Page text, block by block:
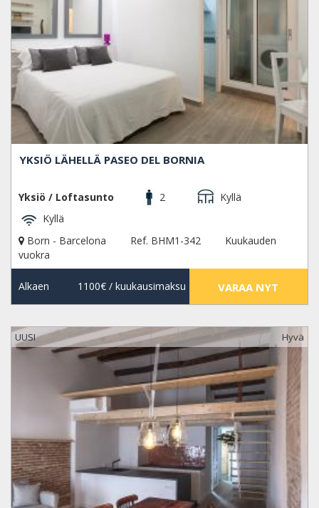
YKSIÖ LÄHELLÄ PASEO DEL BORNIA
Yksiö / Loftasunto 2
Kyllä
Kyllä
Born - Barcelona
Ref. BHM1-342
Kuukauden
vuokra
Alkaen 1100€/ kuukausimaksu VARAA NYT
UUSI Hyvä